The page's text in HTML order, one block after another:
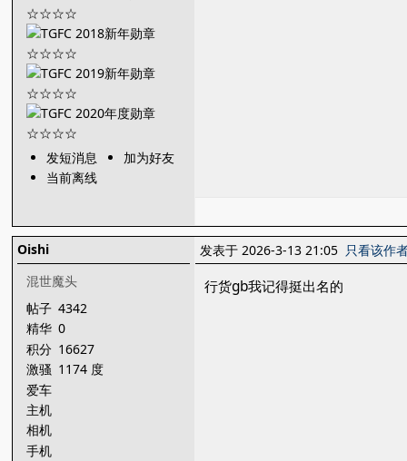
发短消息
加为好友
当前离线
Oishi
混世魔头
帖子 4342
精华 0
积分 16627
激骚 1174 度
爱车
主机
相机
手机
发表于 2026-3-13 21:05 只看该作
行货gb我记得挺出名的